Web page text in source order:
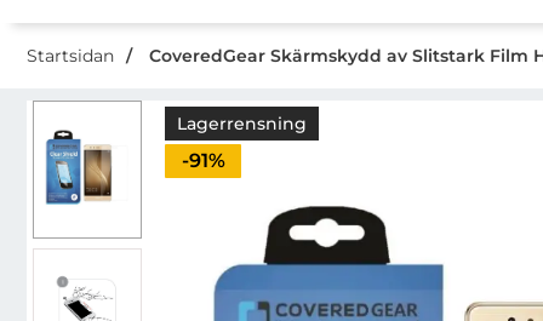
Startsidan CoveredGear Skärmskydd av Slitstark Film
Lagerrensning
Priset är nedsatt med
-91%